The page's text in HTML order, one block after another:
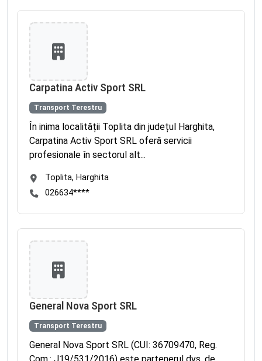
Carpatina Activ Sport SRL
Transport Terestru
În inima localității Toplita din județul Harghita,
Carpatina Activ Sport SRL oferă servicii
profesionale în sectorul alt...
Toplita, Harghita
026634****
General Nova Sport SRL
Transport Terestru
General Nova Sport SRL (CUI: 36709470, Reg.